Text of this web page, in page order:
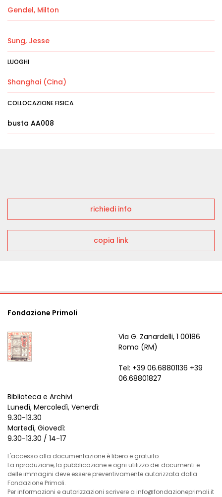
Gendel, Milton
Sung, Jesse
LUOGHI
Shanghai (Cina)
COLLOCAZIONE FISICA
busta AA008
richiedi info
copia link
Fondazione Primoli
Via G. Zanardelli, 1 00186
Roma (RM)
Tel: +39 06.68801136 +39
06.68801827
Biblioteca e Archivi
Lunedì, Mercoledì, Venerdì:
9.30-13.30
Martedì, Giovedì:
9.30-13.30 / 14-17
L'accesso alla documentazione è libero e gratuito.
La riproduzione, la pubblicazione e ogni utilizzo dei documenti e
delle immagini deve essere preventivamente autorizzata dalla
Fondazione Primoli.
Per informazioni e autorizzazioni scrivere a info@fondazioneprimoli.it